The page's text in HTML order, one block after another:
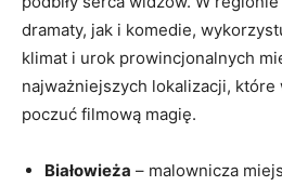
dramaty, jak i komedie,
klimat i urok prowincjonalnych
najważniejszych lokalizacji,
poczuć‍ filmową magię.
Białowieża – malownicza